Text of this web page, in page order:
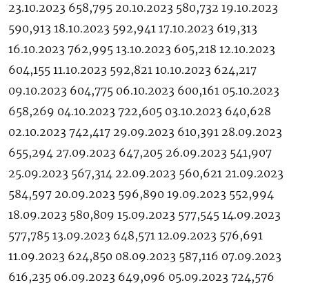
23.10.2023 658,795 20.10.2023 580,732 19.10.2023
590,913 18.10.2023 592,941 17.10.2023 619,313
16.10.2023 762,995 13.10.2023 605,218 12.10.2023
604,155 11.10.2023 592,821 10.10.2023 624,217
09.10.2023 604,775 06.10.2023 600,161 05.10.2023
658,269 04.10.2023 722,605 03.10.2023 640,628
02.10.2023 742,417 29.09.2023 610,391 28.09.2023
655,294 27.09.2023 647,205 26.09.2023 541,907
25.09.2023 567,314 22.09.2023 560,621 21.09.2023
584,597 20.09.2023 596,890 19.09.2023 552,994
18.09.2023 580,809 15.09.2023 577,545 14.09.2023
577,785 13.09.2023 648,571 12.09.2023 576,691
11.09.2023 624,850 08.09.2023 587,116 07.09.2023
616,235 06.09.2023 649,096 05.09.2023 724,576